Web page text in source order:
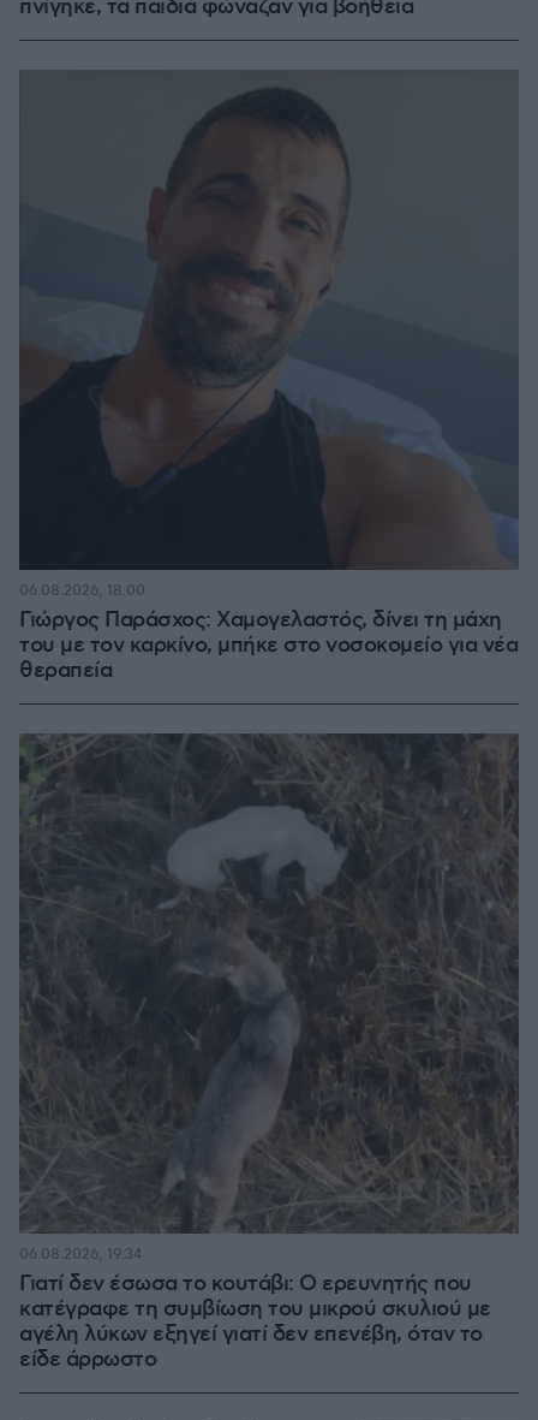
πνίγηκε, τα παιδιά φώναζαν για βοήθεια
Γιώργος Παράσχος: Χαμογελαστός, δίνει τη μάχη
του με τον καρκίνο, μπήκε στο νοσοκομείο για νέα
θεραπεία
06.08.2026, 18:00
Γιατί δεν έσωσα το κουτάβι: Ο ερευνητής που
κατέγραφε τη συμβίωση του μικρού σκυλιού με
αγέλη λύκων εξηγεί γιατί δεν επενέβη, όταν το
είδε άρρωστο
06.08.2026, 19:34